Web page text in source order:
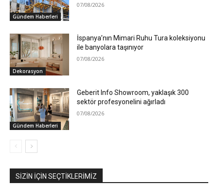
Gündem Haberleri
07/08/2026
Dekorasyon
İspanya’nın Mimari Ruhu Tura koleksiyonu
ile banyolara taşınıyor
07/08/2026
Gündem Haberleri
Geberit Info Showroom, yaklaşık 300
sektör profesyonelini ağırladı
07/08/2026
SIZIN İÇIN SEÇTIKLERIMIZ